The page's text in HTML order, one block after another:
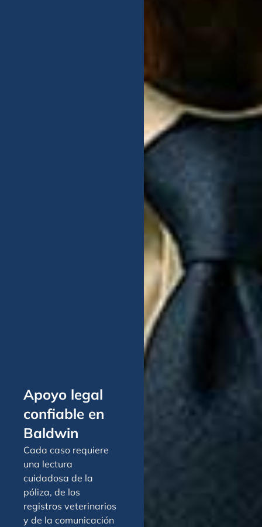
Apoyo legal
confiable en
Baldwin
Cada caso requiere
una lectura
cuidadosa de la
póliza, de los
registros veterinarios
y de la comunicación